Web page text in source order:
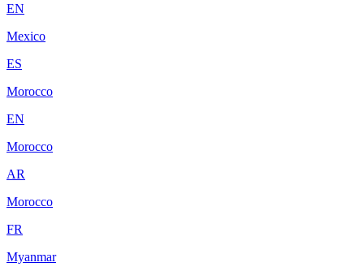
EN
Mexico
ES
Morocco
EN
Morocco
AR
Morocco
FR
Myanmar